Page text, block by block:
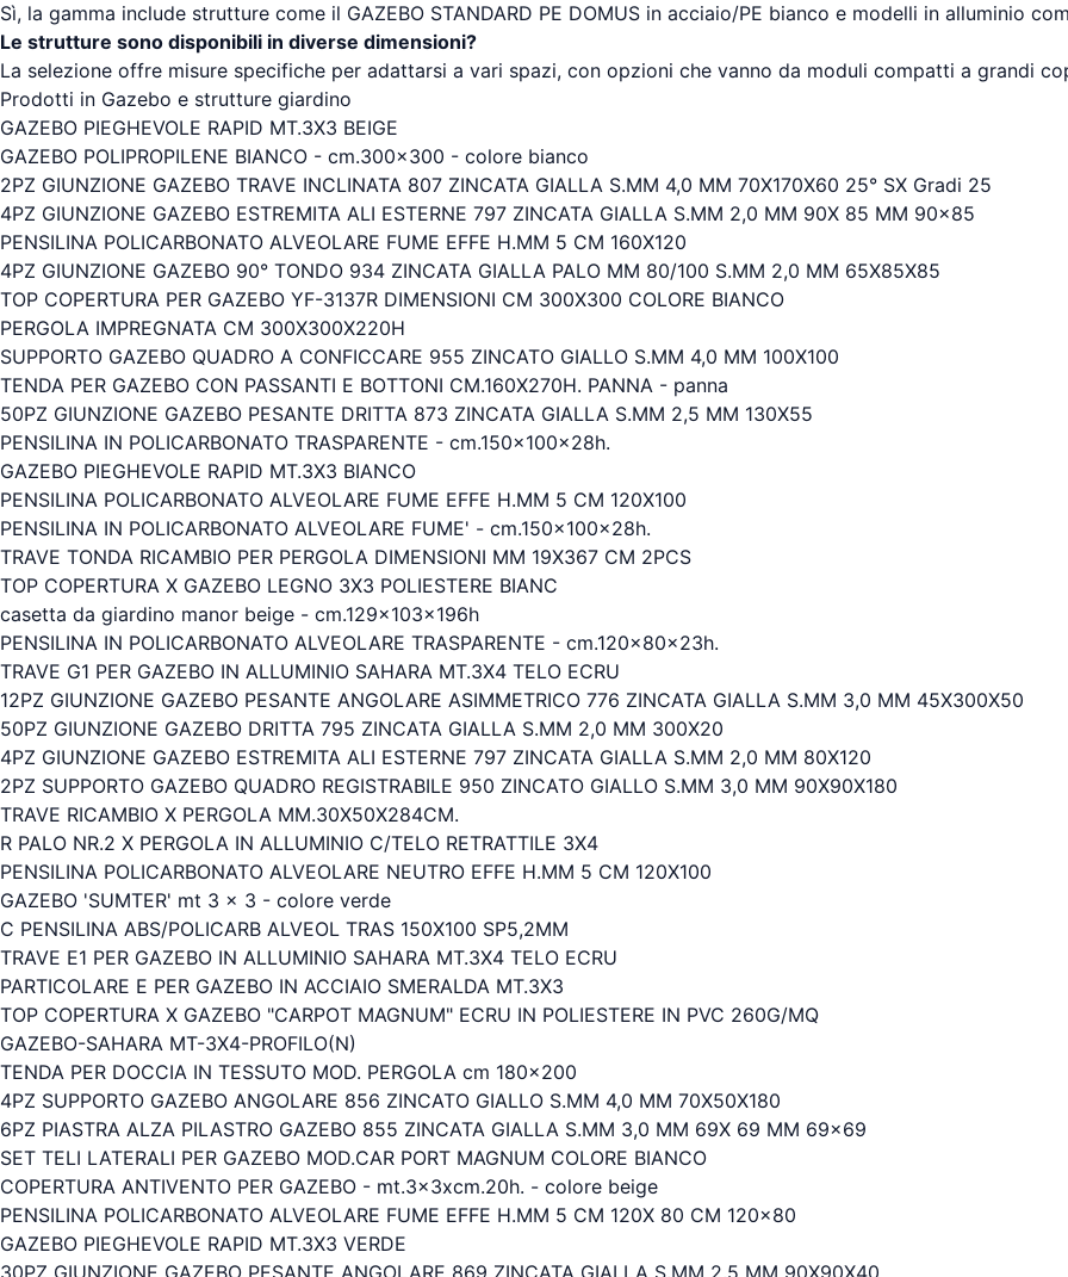
Sì, la gamma include strutture come il GAZEBO STANDARD PE DOMUS in acciaio/PE bianco e modelli in alluminio
Le strutture sono disponibili in diverse dimensioni?
La selezione offre misure specifiche per adattarsi a vari spazi, con opzioni che vanno da moduli compatti a grandi
Prodotti in Gazebo e strutture giardino
GAZEBO PIEGHEVOLE RAPID MT.3X3 BEIGE
GAZEBO POLIPROPILENE BIANCO - cm.300x300 - colore bianco
2PZ GIUNZIONE GAZEBO TRAVE INCLINATA 807 ZINCATA GIALLA S.MM 4,0 MM 70X170X60 25° SX Gradi 25
4PZ GIUNZIONE GAZEBO ESTREMITA ALI ESTERNE 797 ZINCATA GIALLA S.MM 2,0 MM 90X 85 MM 90x85
PENSILINA POLICARBONATO ALVEOLARE FUME EFFE H.MM 5 CM 160X120
4PZ GIUNZIONE GAZEBO 90° TONDO 934 ZINCATA GIALLA PALO MM 80/100 S.MM 2,0 MM 65X85X85
TOP COPERTURA PER GAZEBO YF-3137R DIMENSIONI CM 300X300 COLORE BIANCO
PERGOLA IMPREGNATA CM 300X300X220H
SUPPORTO GAZEBO QUADRO A CONFICCARE 955 ZINCATO GIALLO S.MM 4,0 MM 100X100
TENDA PER GAZEBO CON PASSANTI E BOTTONI CM.160X270H. PANNA - panna
50PZ GIUNZIONE GAZEBO PESANTE DRITTA 873 ZINCATA GIALLA S.MM 2,5 MM 130X55
PENSILINA IN POLICARBONATO TRASPARENTE - cm.150x100x28h.
GAZEBO PIEGHEVOLE RAPID MT.3X3 BIANCO
PENSILINA POLICARBONATO ALVEOLARE FUME EFFE H.MM 5 CM 120X100
PENSILINA IN POLICARBONATO ALVEOLARE FUME' - cm.150x100x28h.
TRAVE TONDA RICAMBIO PER PERGOLA DIMENSIONI MM 19X367 CM 2PCS
TOP COPERTURA X GAZEBO LEGNO 3X3 POLIESTERE BIANC
casetta da giardino manor beige - cm.129x103x196h
PENSILINA IN POLICARBONATO ALVEOLARE TRASPARENTE - cm.120x80x23h.
TRAVE G1 PER GAZEBO IN ALLUMINIO SAHARA MT.3X4 TELO ECRU
12PZ GIUNZIONE GAZEBO PESANTE ANGOLARE ASIMMETRICO 776 ZINCATA GIALLA S.MM 3,0 MM 45X300X50
50PZ GIUNZIONE GAZEBO DRITTA 795 ZINCATA GIALLA S.MM 2,0 MM 300X20
4PZ GIUNZIONE GAZEBO ESTREMITA ALI ESTERNE 797 ZINCATA GIALLA S.MM 2,0 MM 80X120
2PZ SUPPORTO GAZEBO QUADRO REGISTRABILE 950 ZINCATO GIALLO S.MM 3,0 MM 90X90X180
TRAVE RICAMBIO X PERGOLA MM.30X50X284CM.
R PALO NR.2 X PERGOLA IN ALLUMINIO C/TELO RETRATTILE 3X4
PENSILINA POLICARBONATO ALVEOLARE NEUTRO EFFE H.MM 5 CM 120X100
GAZEBO 'SUMTER' mt 3 x 3 - colore verde
C PENSILINA ABS/POLICARB ALVEOL TRAS 150X100 SP5,2MM
TRAVE E1 PER GAZEBO IN ALLUMINIO SAHARA MT.3X4 TELO ECRU
PARTICOLARE E PER GAZEBO IN ACCIAIO SMERALDA MT.3X3
TOP COPERTURA X GAZEBO "CARPOT MAGNUM" ECRU IN POLIESTERE IN PVC 260G/MQ
GAZEBO-SAHARA MT-3X4-PROFILO(N)
TENDA PER DOCCIA IN TESSUTO MOD. PERGOLA cm 180x200
4PZ SUPPORTO GAZEBO ANGOLARE 856 ZINCATO GIALLO S.MM 4,0 MM 70X50X180
6PZ PIASTRA ALZA PILASTRO GAZEBO 855 ZINCATA GIALLA S.MM 3,0 MM 69X 69 MM 69x69
SET TELI LATERALI PER GAZEBO MOD.CAR PORT MAGNUM COLORE BIANCO
COPERTURA ANTIVENTO PER GAZEBO - mt.3x3xcm.20h. - colore beige
PENSILINA POLICARBONATO ALVEOLARE FUME EFFE H.MM 5 CM 120X 80 CM 120x80
GAZEBO PIEGHEVOLE RAPID MT.3X3 VERDE
30PZ GIUNZIONE GAZEBO PESANTE ANGOLARE 869 ZINCATA GIALLA S.MM 2,5 MM 90X90X40